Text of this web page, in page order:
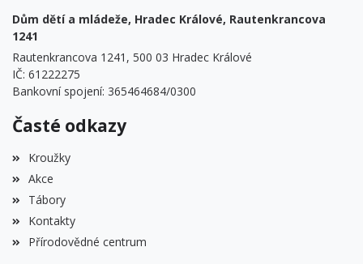
Dům dětí a mládeže, Hradec Králové, Rautenkrancova
1241
Rautenkrancova 1241, 500 03 Hradec Králové
IČ: 61222275
Bankovní spojení: 365464684/0300
Časté odkazy
Kroužky
Akce
Tábory
Kontakty
Přírodovědné centrum